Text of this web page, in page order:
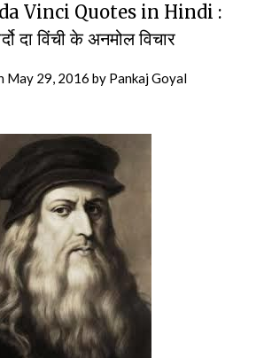
Vinci Quotes in Hindi :
दा विंची के अनमोल विचार
May 29, 2016 by Pankaj Goyal